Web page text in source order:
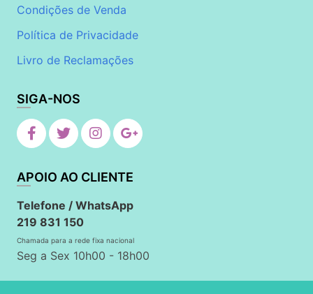
Condições de Venda
Política de Privacidade
Livro de Reclamações
SIGA-NOS
APOIO AO CLIENTE
Telefone / WhatsApp
219 831 150
Chamada para a rede fixa nacional
Seg a Sex 10h00 - 18h00